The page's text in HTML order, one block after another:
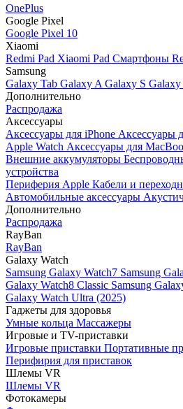
OnePlus
Google Pixel
Google Pixel 10
Xiaomi
Redmi Pad Xiaomi Pad Смартфоны
Samsung
Galaxy Tab Galaxy A Galaxy S Galaxy
Дополнительно
Распродажа
Аксессуары
Аксессуары для iPhone Аксессуары
Apple Watch Аксессуары для
Внешние аккумуляторы
устройства
Периферия Apple Кабели и
Автомобильные аксессуары
Дополнительно
Распродажа
RayBan
RayBan
Galaxy Watch
Samsung Galaxy Watch7 Samsung
Galaxy Watch8 Classic Samsung
Galaxy Watch Ultra (2025)
Гаджеты для здоровья
Умные кольца Массажеры
Игровые и TV-приставки
Игровые приставки Портативные
Перифирия для приставок
Шлемы VR
Шлемы VR
Фотокамеры